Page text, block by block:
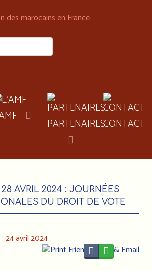
PARTENAIRESCONTACT
AVRIL 2024 : JOURNÉES
DU DROIT DE VOTE
24 avril 2024